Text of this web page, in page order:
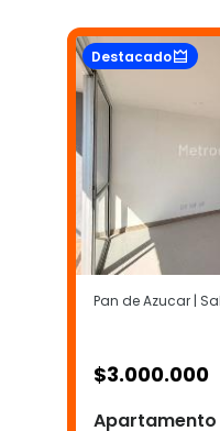
Destacado
Pan de Azucar |
$3.000.000
Apartamento